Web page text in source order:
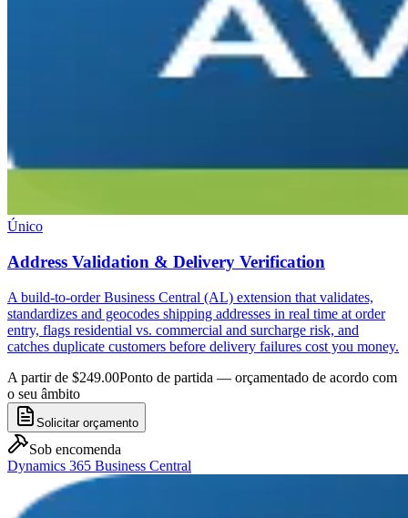
Único
Address Validation & Delivery Verification
A build-to-order Business Central (AL) extension that validates,
standardizes and geocodes shipping addresses in real time at order
entry, flags residential vs. commercial and surcharge risk, and
catches duplicate customers before delivery failures cost you money.
A partir de $249.00Ponto de partida — orçamentado de acordo com
o seu âmbito
Solicitar orçamento
Sob encomenda
Dynamics 365 Business Central